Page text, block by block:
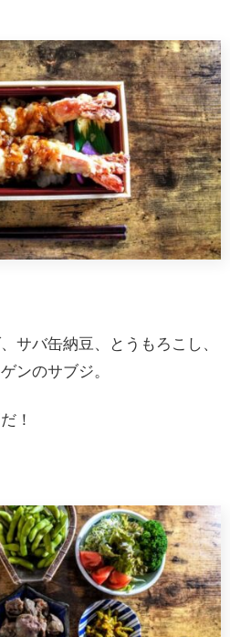
サバ缶納豆、とうもろこし、
ンのサブジ。
！